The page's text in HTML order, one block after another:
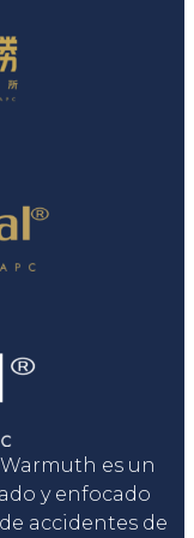
es un
y enfocado
accidentes de